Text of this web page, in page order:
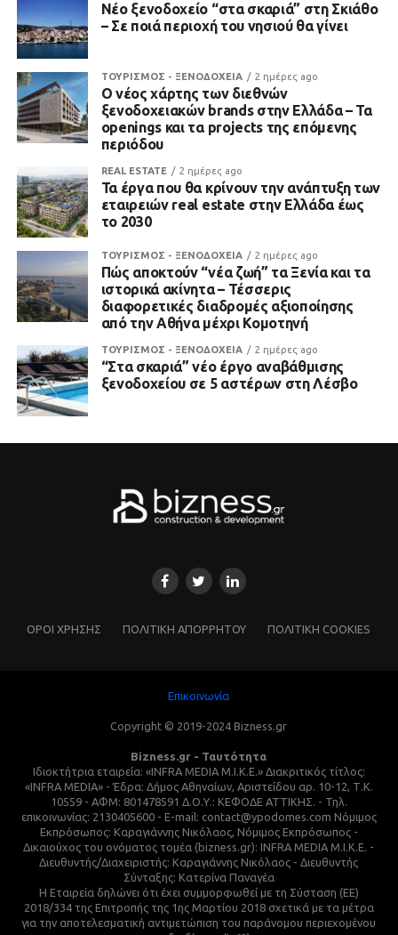
Νέο ξενοδοχείο “στα σκαριά” στη Σκιάθο
– Σε ποιά περιοχή του νησιού θα γίνει
ΤΟΥΡΙΣΜΟΣ - ΞΕΝΟΔΟΧΕΙΑ 2 ημέρες ago
Ο νέος χάρτης των διεθνών
ξενοδοχειακών brands στην Ελλάδα – Τα
openings και τα projects της επόμενης
περιόδου
REAL ESTATE 2 ημέρες ago
Τα έργα που θα κρίνουν την ανάπτυξη των
εταιρειών real estate στην Ελλάδα έως
το 2030
ΤΟΥΡΙΣΜΟΣ - ΞΕΝΟΔΟΧΕΙΑ 2 ημέρες ago
Πώς αποκτούν “νέα ζωή” τα Ξενία και τα
ιστορικά ακίνητα – Τέσσερις
διαφορετικές διαδρομές αξιοποίησης
από την Αθήνα μέχρι Κομοτηνή
ΤΟΥΡΙΣΜΟΣ - ΞΕΝΟΔΟΧΕΙΑ 2 ημέρες ago
“Στα σκαριά” νέο έργο αναβάθμισης
ξενοδοχείου σε 5 αστέρων στη Λέσβο
ΌΡΟΙ ΧΡΗΣΗΣ ΠΟΛΙΤΙΚΗ ΑΠΟΡΡΗΤΟΥ ΠΟΛΙΤΙΚΗ COOKIES
Επικοινωνία
Copyright © 2019-2024 Bizness.gr
Bizness.gr - Ταυτότητα
Ιδιοκτήτρια εταιρεία: «INFRA MEDIA M.I.K.E.» Διακριτικός τίτλος:
«INFRA MEDIA» - Έδρα: Δήμος Αθηναίων, Αριστείδου αρ. 10-12, Τ.Κ.
10559 - ΑΦΜ: 801478591 Δ.Ο.Υ.: ΚΕΦΟΔΕ ΑΤΤΙΚΗΣ. - Τηλ.
επικοινωνίας: 2130405600 - E-mail: contact@ypodomes.com Νόμιμος
Εκπρόσωπος: Καραγιάννης Νικόλαος, Νόμιμος Εκπρόσωπος -
Δικαιούχος του ονόματος τομέα (bizness.gr): INFRA MEDIA M.I.K.E. -
Διευθυντής/Διαχειριστής: Καραγιάννης Νικόλαος - Διευθυντής
Σύνταξης: Κατερίνα Παναγέα
Η Εταιρεία δηλώνει ότι έχει συμμορφωθεί με τη Σύσταση (ΕΕ)
2018/334 της Επιτροπής της 1ης Μαρτίου 2018 σχετικά με τα μέτρα
για την αποτελεσματική αντιμετώπιση του παράνομου περιεχομένου